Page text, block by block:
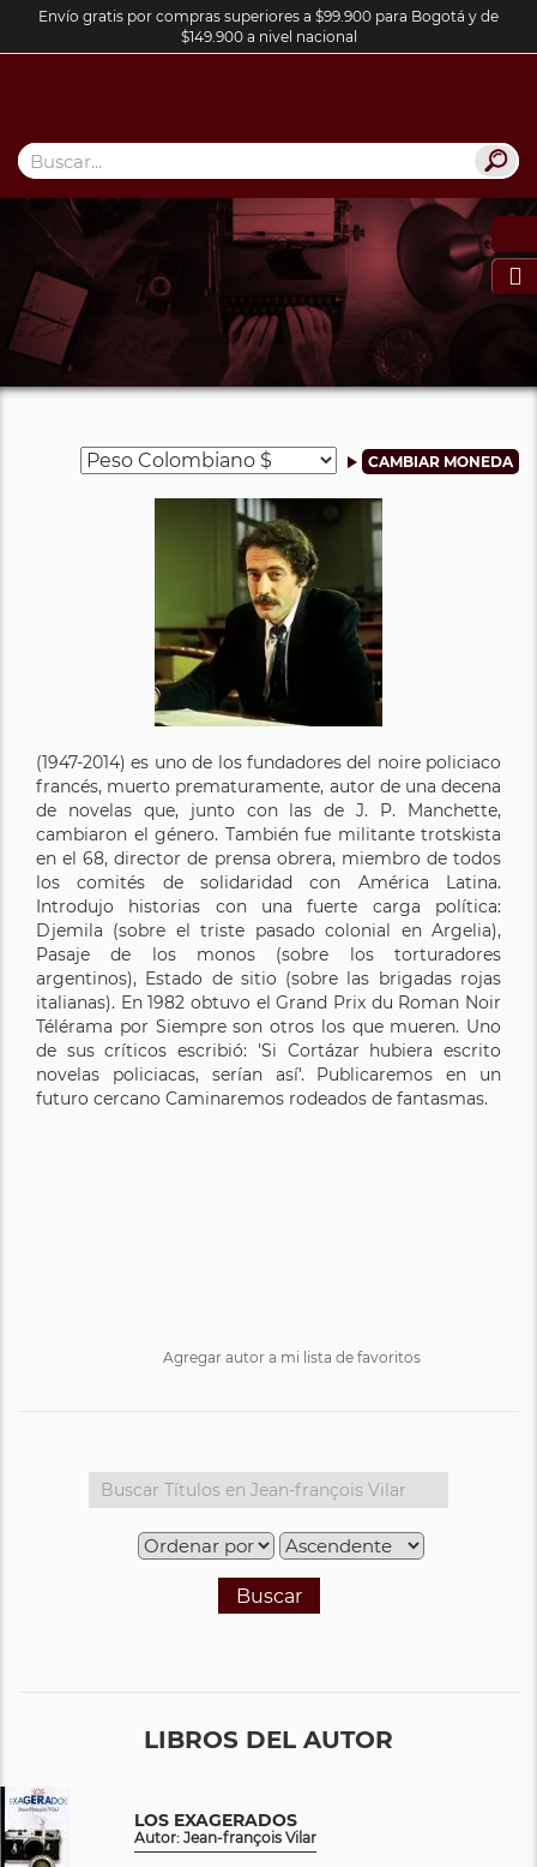
Envío gratis por compras superiores a $99.900 para Bogotá y de
$149.900 a nivel nacional

(1947-2014) es uno de los fundadores del noire policiaco
francés, muerto prematuramente, autor de una decena
de novelas que, junto con las de J. P. Manchette,
cambiaron el género. También fue militante trotskista
en el 68, director de prensa obrera, miembro de todos
los comités de solidaridad con América Latina.
Introdujo historias con una fuerte carga política:
Djemila (sobre el triste pasado colonial en Argelia),
Pasaje de los monos (sobre los torturadores
argentinos), Estado de sitio (sobre las brigadas rojas
italianas). En 1982 obtuvo el Grand Prix du Roman Noir
Télérama por Siempre son otros los que mueren. Uno
de sus críticos escribió: 'Si Cortázar hubiera escrito
novelas policiacas, serían así'. Publicaremos en un
futuro cercano Caminaremos rodeados de fantasmas.
Agregar autor a mi lista de favoritos
Buscar
LIBROS DEL AUTOR
LOS EXAGERADOS
Autor: Jean-françois Vilar